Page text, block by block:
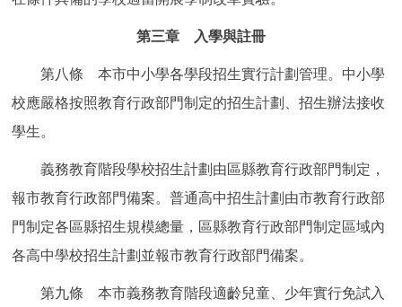
第三章 入學與註冊
第八條 本市中小學各學段招生實行計劃管理。中小學
校應嚴格按照教育行政部門制定的招生計劃、招生辦法接收
學生。
義務教育階段學校招生計劃由區縣教育行政部門制定，
報市教育行政部門備案。普通高中招生計劃由市教育行政部
門制定各區縣招生規模總量，區縣教育行政部門制定區域內
各高中學校招生計劃並報市教育行政部門備案。
第九條 本市義務教育階段適齡兒童、少年實行免試入